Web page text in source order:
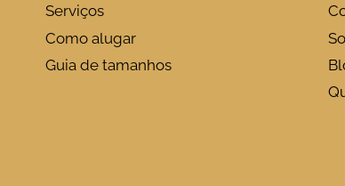
Serviços
Como alugar
Guia de tamanhos